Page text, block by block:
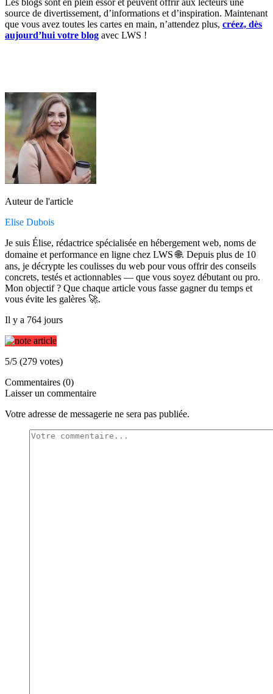
Les blogs sont en plein essor et peuvent offrir aux lecteurs une
source de divertissement, d’informations et d’inspiration. Maintenant
que vous avez toutes les cartes en main, n’attendez plus, créez, dès
aujourd’hui votre blog avec LWS !
Auteur de l'article
Elise Dubois
Je suis Élise, rédactrice spécialisée en hébergement web, noms de
domaine et performance en ligne chez LWS 🌐. Depuis plus de 10
ans, je décrypte les coulisses du web pour vous offrir des conseils
concrets, testés et actionnables — que vous soyez débutant ou pro.
Mon objectif ? Que chaque article vous fasse gagner du temps et
vous évite les galères 🚀.
Il y a 764 jours
5/5 (279 votes)
Commentaires (0)
Laisser un commentaire
Votre adresse de messagerie ne sera pas publiée.